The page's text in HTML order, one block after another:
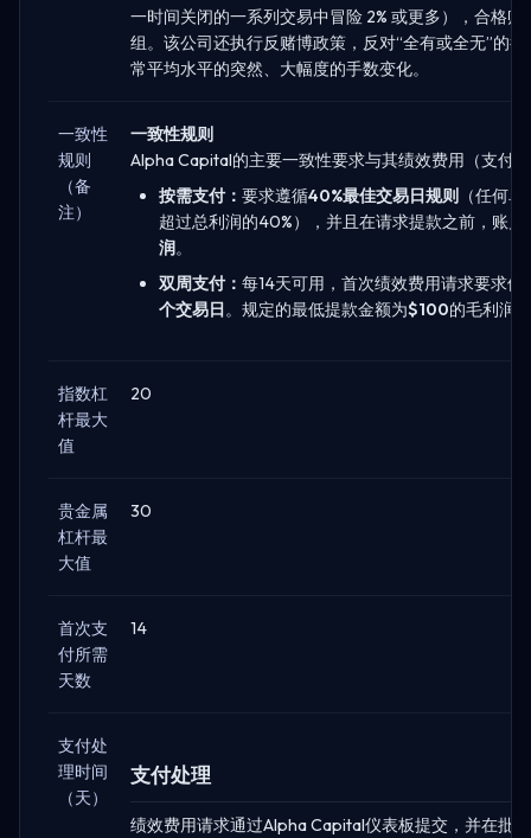
一时间关闭的一系列交易中冒险 2% 或更多），合格
组。该公司还执行反赌博政策，反对“全有或全无”的
常平均水平的突然、大幅度的手数变化。
一致性
规则
（备
注）
一致性规则
Alpha Capital的主要一致性要求与其绩效费用（支付
按需支付： 要求遵循40%最佳交易日规则 （任何
超过总利润的40%），并且在请求提款之前，账户
润。
双周支付： 每14天可用，首次绩效费用请求要求
个交易日 。规定的最低提款金额为$100的毛利润。
指数杠
杆最大
值
20
贵金属
杠杆最
大值
30
首次支
付所需
天数
14
支付处
理时间
（天）
支付处理
绩效费用请求通过Alpha Capital仪表板提交，并在批